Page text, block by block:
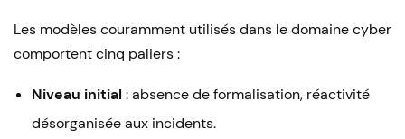
Les modèles couramment utilisés dans le domaine cyber
comportent cinq paliers :
Niveau initial : absence de formalisation, réactivité
désorganisée aux incidents.